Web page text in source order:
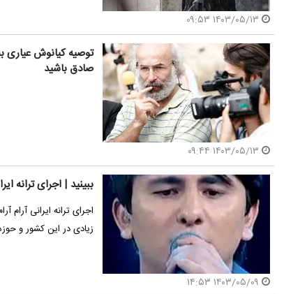
توصیه کیانوش عیاری
صادق باشید
ببینید | اجرای ترانه
اجرای ترانه ایرانی آرام
زیادی در این کشور و